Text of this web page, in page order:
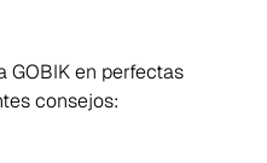
GOBIK en perfectas
consejos: